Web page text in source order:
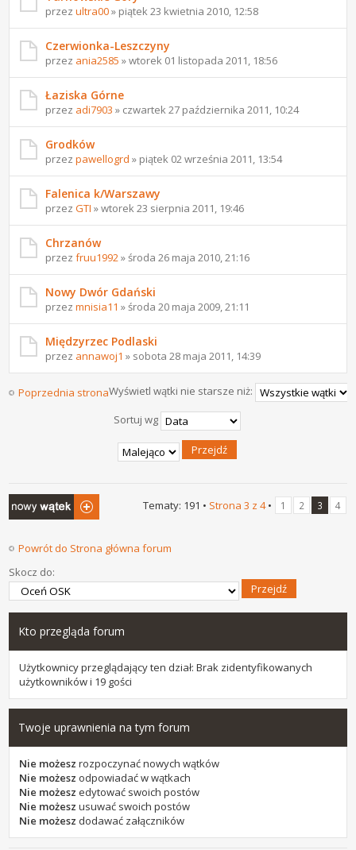
przezultra00» piątek 23 kwietnia 2010, 12:58
Czerwionka-Leszczyny
przez ania2585 » wtorek 01 listopada 2011, 18:56
Łaziska Górne
przez adi7903 » czwartek 27 października 2011, 10:24
Grodków
przezpawellogrd » piątek 02 września 2011, 13:54
Falenica k/Warszawy
przezGTI » wtorek 23 sierpnia 2011, 19:46
Chrzanów
przezfruu1992 » środa 26 maja 2010, 21:16
Nowy Dwór Gdański
przezmnisia11 » środa 20 maja 2009, 21:11
Międzyrzec Podlaski
przez annawoj1 » sobota 28 maja 2011, 14:39
Poprzednia strona Następna strona
Wyświetl wątki nie starsze niż:
Sortuj wg
Napisz wątek Tematy: 191 • Strona 3 z 4• 1 2 3 4
Powrót do Strona główna forum
Skocz do:
Kto przegląda forum
Użytkownicy przeglądający ten dział: Brak zidentyfikowanych
użytkowników i 19 gości
Twoje uprawnienia na tym forum
Nie możesz rozpoczynać nowych wątków
Nie możesz odpowiadać w wątkach
Nie możesz edytować swoich postów
Nie możesz usuwać swoich postów
Nie możesz dodawać załączników